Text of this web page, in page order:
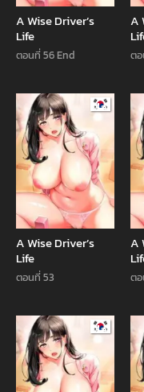
A Wise Driver’s
Life
ตอนที่ 56 End
A
ต
Manhwa
A Wise Driver’s
Life
ตอนที่ 53
A
ต
Manhwa